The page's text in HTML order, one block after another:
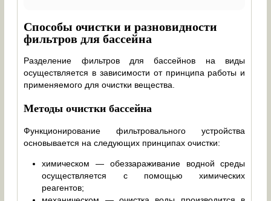
Способы очистки и разновидности
фильтров для бассейна
Разделение фильтров для бассейнов на виды
осуществляется в зависимости от принципа работы и
применяемого для очистки вещества.
Методы очистки бассейна
Функционирование фильтровального устройства
основывается на следующих принципах очистки:
химическом — обеззараживание водной среды
осуществляется с помощью химических
реагентов;